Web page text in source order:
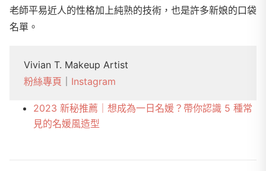
老師平易近人的性格加上純熟的技術，也是許多新娘的口袋
名單。
Vivian T. Makeup Artist
粉絲專頁
Instagram
2023 新秘推薦｜想成為一日名媛？帶你認識 5 種常
見的名媛風造型